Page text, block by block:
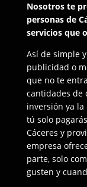
Nosotros te
personas de
servicios que
Así de simple
publicidad o
que no te
cantidades de
inversión ya
tú solo
Cáceres y
empresa
parte, solo
gusten y